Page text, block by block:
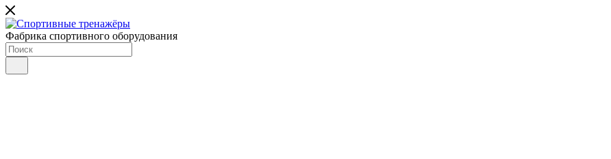
Фабрика спортивного оборудования